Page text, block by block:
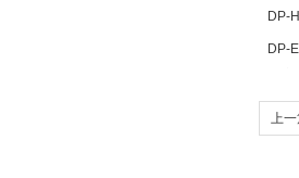
水中
DP-
欧表
DP-
上一